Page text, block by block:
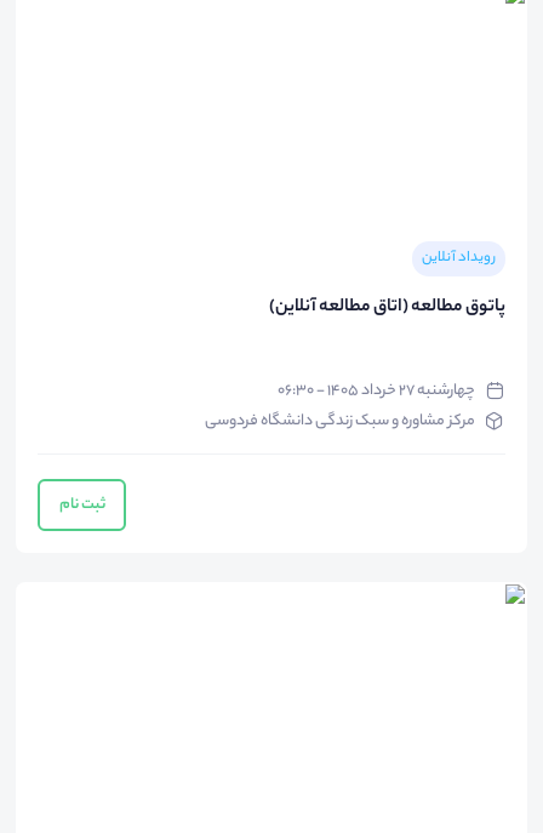
رویداد آنلاین
پاتوق مطالعه (اتاق مطالعه آنلاین)
چهارشنبه ۲۷ خرداد ۱۴۰۵ - ۰۶:۳۰
مرکز مشاوره و سبک زندگی دانشگاه فردوسی
ثبت نام